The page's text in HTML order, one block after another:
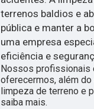
terrenos baldios e
pública e manter a
uma empresa
eficiência e
Nossos profissionais
oferecermos, além
limpeza de terreno e
saiba mais.